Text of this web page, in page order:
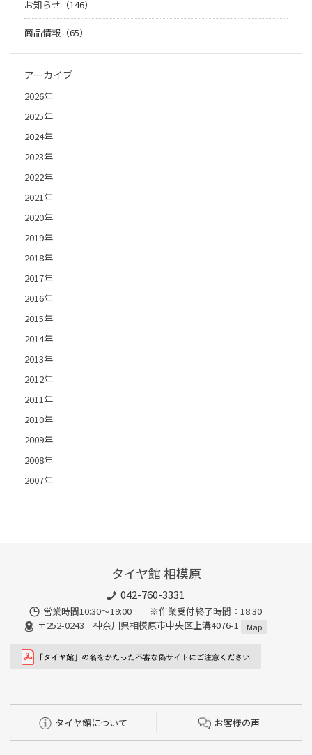
お知らせ（146）
商品情報（65）
アーカイブ
2026年
2025年
2024年
2023年
2022年
2021年
2020年
2019年
2018年
2017年
2016年
2015年
2014年
2013年
2012年
2011年
2010年
2009年
2008年
2007年
タイヤ館 相模原
042-760-3331
営業時間10:30～19:00 ※作業受付終了時間：18:30
〒252-0243 神奈川県相模原市中央区上溝4076-1
Map
タイヤ館について お客様の声